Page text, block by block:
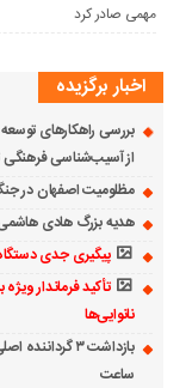
مهمی صادر کرد
اخبار برگزیده
بررسی راهکارهای
از آسیب‌شناسی
مظلومیت اصفهان در
هدیه بزرگ هادی
پیگیری جدی
تأکید فرماندار
نانوایی‌ها
ساعت